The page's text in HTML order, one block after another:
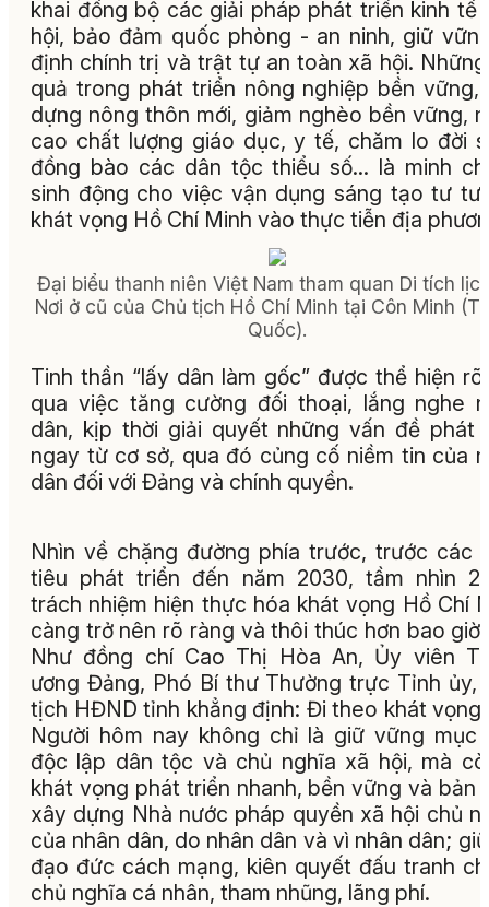
khai đồng bộ các giải pháp phát triển kinh tế
hội, bảo đảm quốc phòng - an ninh, giữ
định chính trị và trật tự an toàn xã hội.
quả trong phát triển nông nghiệp bền vững,
dựng nông thôn mới, giảm nghèo bền vững,
cao chất lượng giáo dục, y tế, chăm lo đời
đồng bào các dân tộc thiểu số… là minh
sinh động cho việc vận dụng sáng tạo tư
khát vọng Hồ Chí Minh vào thực tiễn địa
Đại biểu thanh niên Việt Nam tham quan Di tích
Nơi ở cũ của Chủ tịch Hồ Chí Minh tại Côn Minh
Quốc).
Tinh thần “lấy dân làm gốc” được thể hiện
qua việc tăng cường đối thoại, lắng nghe
dân, kịp thời giải quyết những vấn đề phát
ngay từ cơ sở, qua đó củng cố niềm tin của
dân đối với Đảng và chính quyền.
Nhìn về chặng đường phía trước, trước các
tiêu phát triển đến năm 2030, tầm nhìn
trách nhiệm hiện thực hóa khát vọng Hồ Chí
càng trở nên rõ ràng và thôi thúc hơn bao giờ
Như đồng chí Cao Thị Hòa An, Ủy viên
ương Đảng, Phó Bí thư Thường trực Tỉnh ủy,
tịch HĐND tỉnh khẳng định: Đi theo khát vọng
Người hôm nay không chỉ là giữ vững mục
độc lập dân tộc và chủ nghĩa xã hội, mà
khát vọng phát triển nhanh, bền vững và bản
xây dựng Nhà nước pháp quyền xã hội chủ
của nhân dân, do nhân dân và vì nhân dân;
đạo đức cách mạng, kiên quyết đấu tranh
chủ nghĩa cá nhân, tham nhũng, lãng phí.